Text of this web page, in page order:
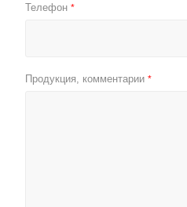
Телефон *
Продукция, комментарии *